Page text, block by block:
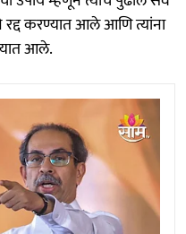
रद्द करण्यात आले आणि त्यांना
आले.